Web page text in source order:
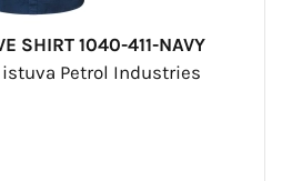
SHIRT 1040-411-NAVY
Petrol Industries